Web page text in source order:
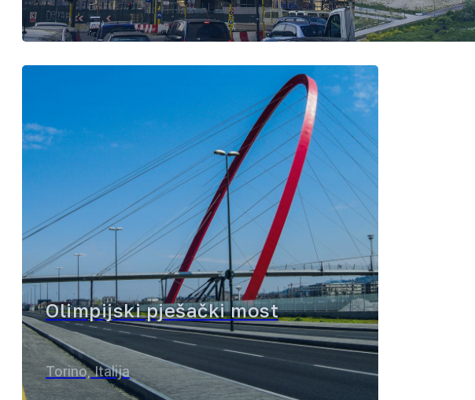
Olimpijski pješački most
Torino, Italija